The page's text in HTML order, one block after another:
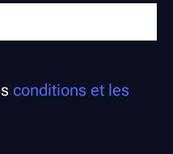
conditions et les